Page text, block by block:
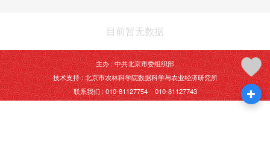
目前暂无数据
主办 : 中共北京市委组织部
技术支持 : 北京市农林科学院数据科学与农业经济研究所
联系我们 : 010-81127754 010-81127743